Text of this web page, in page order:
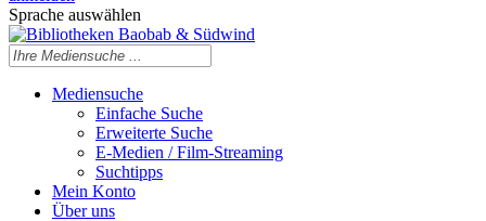
Sprache auswählen
Mediensuche
Einfache Suche
Erweiterte Suche
E-Medien / Film-Streaming
Suchtipps
Mein Konto
Über uns